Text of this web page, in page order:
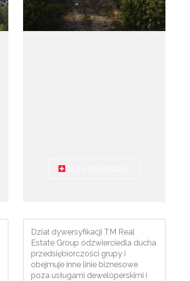
Dział dywersyfikacji TM Real
Estate Group odzwierciedla ducha
przedsiębiorczości grupy i
obejmuje inne linie biznesowe
poza usługami deweloperskimi i